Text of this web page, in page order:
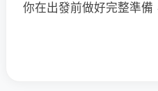
你在出發前做好完整準備